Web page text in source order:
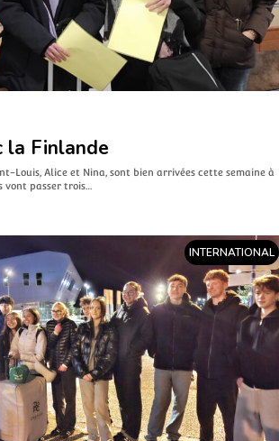
la Finlande
Louis, Alice et Nina, sont bien arrivées cette semaine à
vont passer trois…
INTERNATIONAL